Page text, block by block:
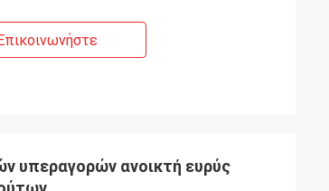
υπεραγορών ανοικτή ευρύς